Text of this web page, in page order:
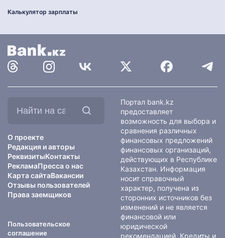
Калькулятор зарплаты
О проекте
Редакция и авторы
РеквизитыКонтакты
РекламаПресса о нас
Карта сайтаВакансии
Отзывы пользователей
Права заемщиков
Пользовательское
соглашение
Портал bank.kz
предоставляет
возможность для выбора и
сравнения различных
финансовых предложений
финансовых организаций,
действующих в Республике
Казахстан. Информация
носит справочный
характер, получена из
сторонних источников без
изменений и не является
финансовой или
юридической
рекомендацией. Кредиты и